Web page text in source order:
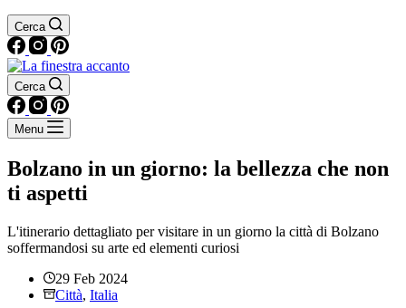
Cerca
Cerca
Menu
Bolzano in un giorno: la bellezza che non
ti aspetti
L'itinerario dettagliato per visitare in un giorno la città di Bolzano
soffermandosi su arte ed elementi curiosi
29 Feb 2024
Città, Italia